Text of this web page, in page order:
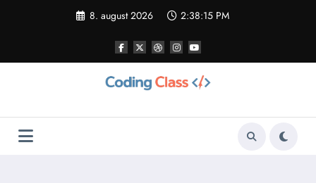
8. august 2026 2:38:17 PM